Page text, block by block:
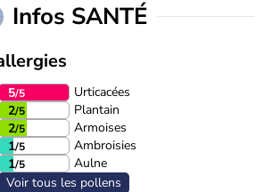
Infos SANTÉ
5/5
Urticacées
2/5
Plantain
2/5
Armoises
1/5
Ambroisies
1/5
Aulne
Voir tous les pollens